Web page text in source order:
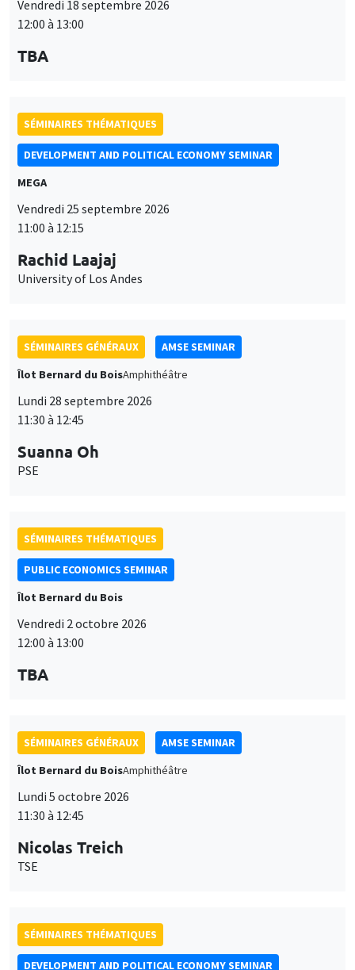
Vendredi 18 septembre 2026
12:00 à 13:00
TBA
SÉMINAIRES THÉMATIQUES
DEVELOPMENT AND POLITICAL ECONOMY SEMINAR
MEGA
Vendredi 25 septembre 2026
11:00 à 12:15
Rachid Laajaj
University of Los Andes
SÉMINAIRES GÉNÉRAUX
AMSE SEMINAR
Îlot Bernard du BoisAmphithéâtre
Lundi 28 septembre 2026
11:30 à 12:45
Suanna Oh
PSE
SÉMINAIRES THÉMATIQUES
PUBLIC ECONOMICS SEMINAR
Îlot Bernard du Bois
Vendredi 2 octobre 2026
12:00 à 13:00
TBA
SÉMINAIRES GÉNÉRAUX
AMSE SEMINAR
Îlot Bernard du BoisAmphithéâtre
Lundi 5 octobre 2026
11:30 à 12:45
Nicolas Treich
TSE
SÉMINAIRES THÉMATIQUES
DEVELOPMENT AND POLITICAL ECONOMY SEMINAR